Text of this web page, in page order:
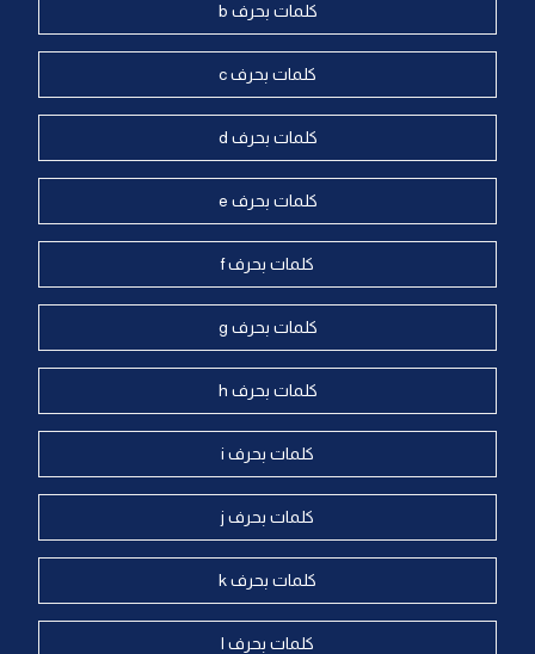
كلمات بحرف b
كلمات بحرف c
كلمات بحرف d
كلمات بحرف e
كلمات بحرف f
كلمات بحرف g
كلمات بحرف h
كلمات بحرف i
كلمات بحرف j
كلمات بحرف k
كلمات بحرف l